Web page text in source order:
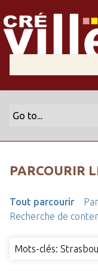
PARCOURIR
Tout parcourir
Recherche de
Mots-clés: